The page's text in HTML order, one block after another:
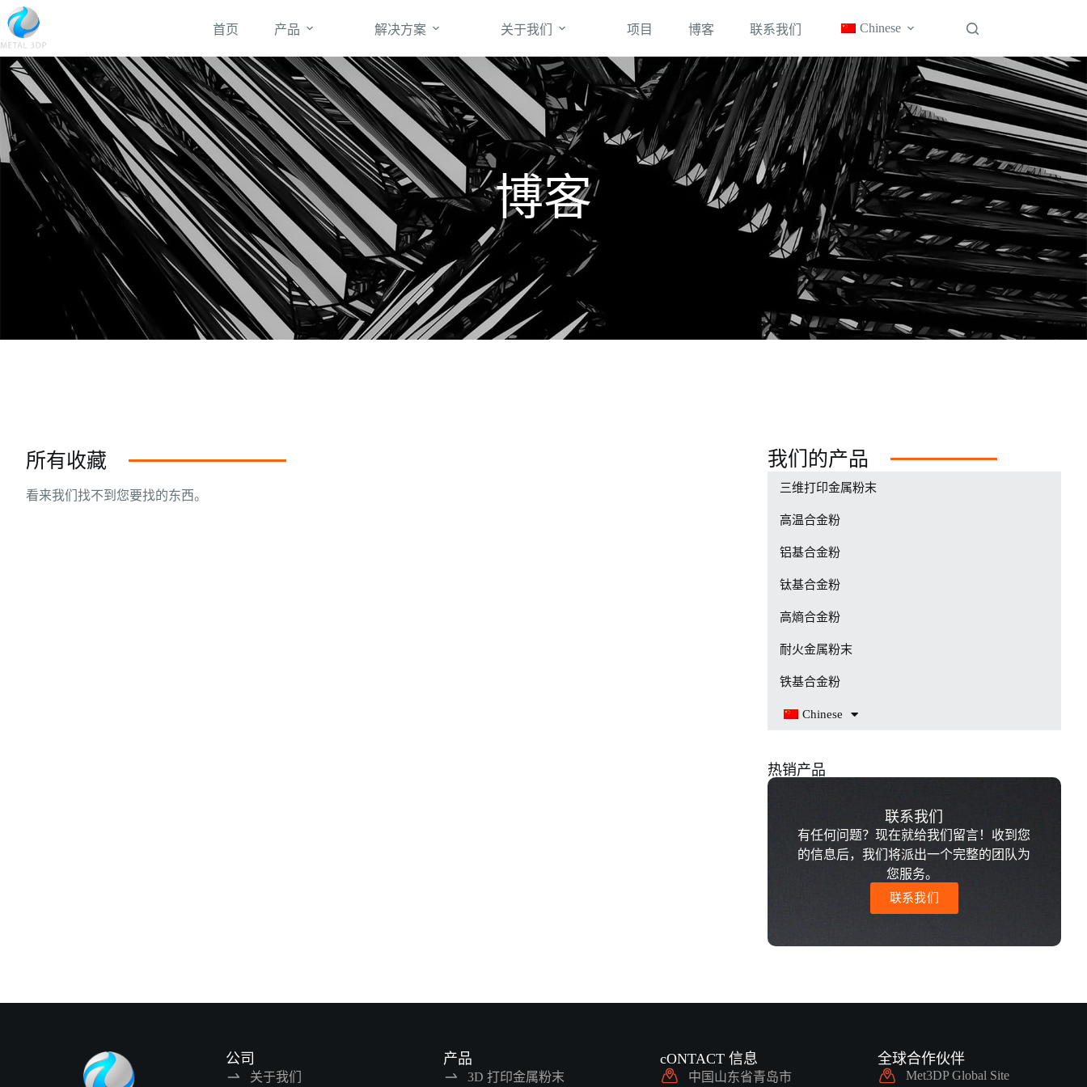
首页 产品 解决方案 关于我们 项目 博客 联系我们 Chinese
博客
所有收藏
看来我们找不到您要找的东西。
我们的产品
三维打印金属粉末
高温合金粉
铝基合金粉
钛基合金粉
高熵合金粉
耐火金属粉末
铁基合金粉
Chinese
热销产品
联系我们
有任何问题？现在就给我们留言！收到您
的信息后，我们将派出一个完整的团队为
您服务。
联系我们
公司
关于我们
产品
3D 打印金属粉末
cONTACT 信息
中国山东省青岛市
全球合作伙伴
Met3DP Global Site